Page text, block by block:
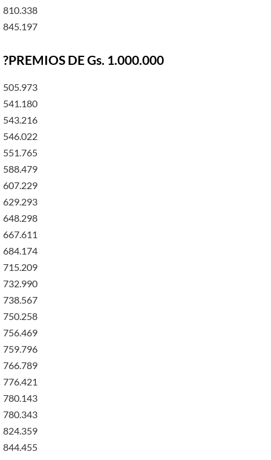
810.338
845.197
?PREMIOS DE Gs. 1.000.000
505.973
541.180
543.216
546.022
551.765
588.479
607.229
629.293
648.298
667.611
684.174
715.209
732.990
738.567
750.258
756.469
759.796
766.789
776.421
780.143
780.343
824.359
844.455